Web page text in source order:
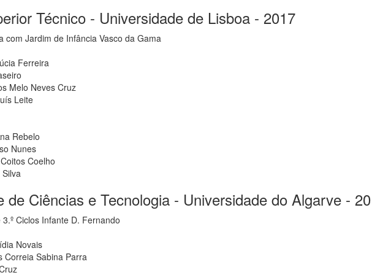
Técnico - Universidade de Lisboa - 2017
com Jardim de Infância Vasco da Gama
Ferreira
Melo Neves Cruz
Leite
Rebelo
Nunes
Coelho
de Ciências e Tecnologia - Universidade do Algarve -
Ciclos Infante D. Fernando
Novais
Correia Sabina Parra